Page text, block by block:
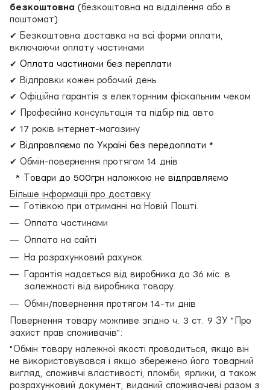
безкоштовна (безкоштовна на відділення або в
поштомат)
✔ Безкоштовна доставка на всі форми оплати,
включаючи оплату частинами
✔ Оплата частинами без переплати
✔ Відправки кожен робочий день.
✔ Офіційна гарантія з електорнним фіскальним чеком
✔ Професійна консультація та підбір під авто
✔ 17 років інтернет-магазину
✔ Відправляємо по Україні без передоплати *
✔ Обмін-повернення протягом 14 днів
* Товари до 500грн наложкою не відправляємо
Більше інформації про доставку
Готівкою при отриманні на Новій Пошті.
Оплата частинами
Оплата на сайті
На розрахунковий рахунок
Гарантія надається від виробника до 36 міс. в
залежності від виробника товару.
Обмін/повернення протягом 14-ти днів
Повернення товару можливе згідно ч. 3 ст. 9 ЗУ "Про
захист прав споживачів":
"Обмін товару належної якості провадиться, якщо він
не використовувався і якщо збережено його товарний
вигляд, споживчі властивості, пломби, ярлики, а також
розрахунковий документ, виданий споживачеві разом з